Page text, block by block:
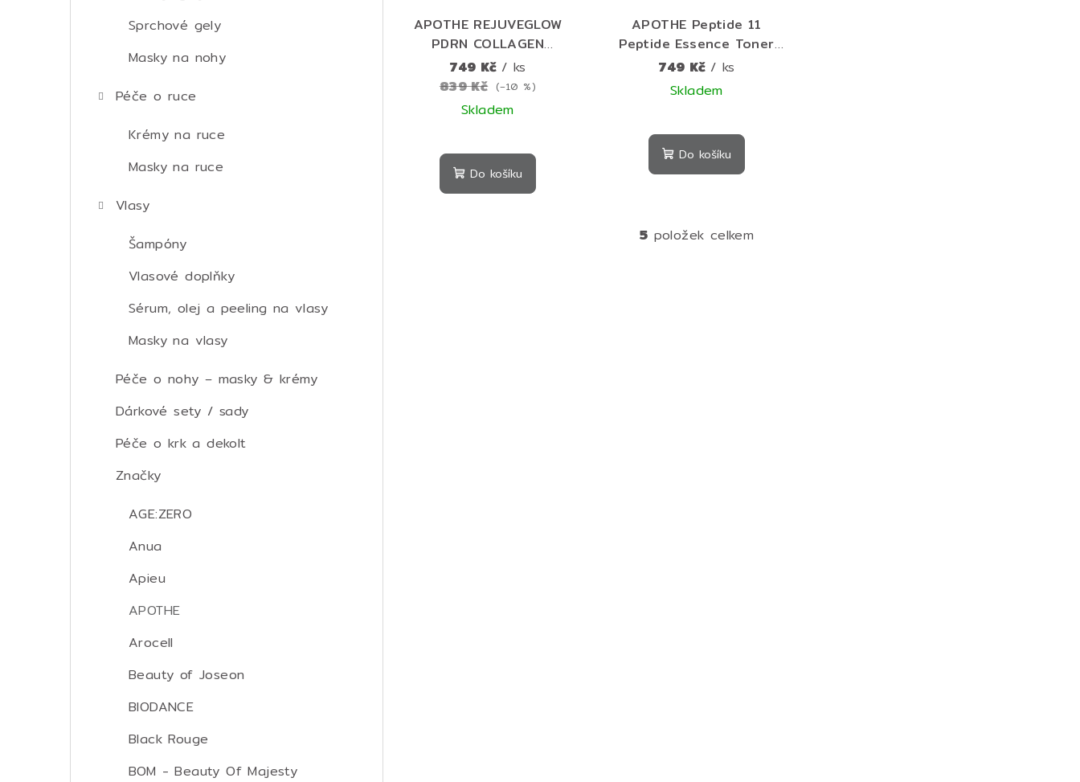
Sprchové gely
Masky na nohy
Péče o ruce
Krémy na ruce
Masky na ruce
Vlasy
Šampóny
Vlasové doplňky
Sérum, olej a peeling na vlasy
Masky na vlasy
Péče o nohy – masky & krémy
Dárkové sety / sady
Péče o krk a dekolt
Značky
AGE:ZERO
Anua
Apieu
APOTHE
Arocell
Beauty of Joseon
BIODANCE
Black Rouge
BOM - Beauty Of Majesty
APOTHE REJUVEGLOW
PDRN COLLAGEN
WRAPPING MASK Slupovací
protivrásková kolagenová
liftingová maska s PDRN
749 Kč / ks
839 Kč (–10 %)
Skladem
Do košíku
APOTHE Peptide 11
Peptide Essence Toner
250 ml – hydratační
peptidový toner pro
749 Kč / ks
Skladem
Do košíku
O
5 položek celkem